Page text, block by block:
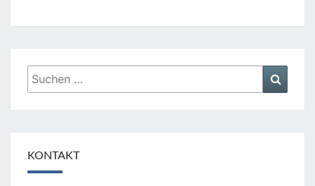
Suchen
nach:
KONTAKT